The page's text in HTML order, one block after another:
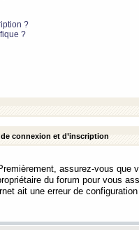
?
?
connexion et d’inscription
assurez-vous que
du forum pour vous
ait une erreur de